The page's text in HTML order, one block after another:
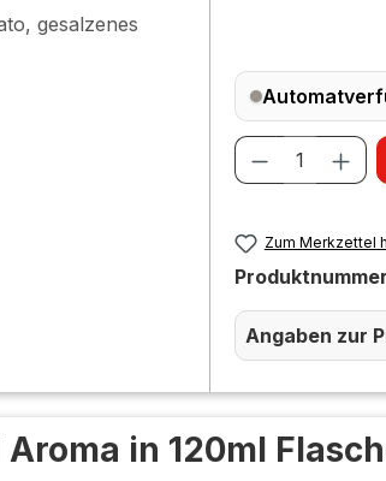
gesalzenes
Produkt
Zum Merkzettel
Angaben zur
in 120ml